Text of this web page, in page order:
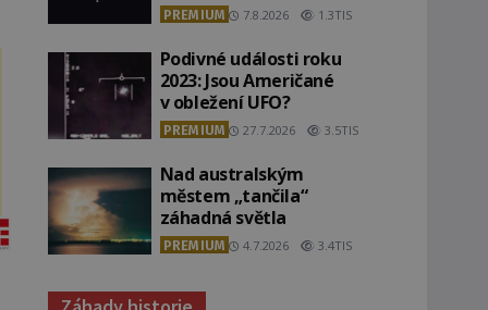
PREMIUM 7.8.2026 1.3TIS
Podivné události roku
2023: Jsou Američané
v obležení UFO?
PREMIUM 27.7.2026 3.5TIS
Nad australským
městem „tančila“
záhadná světla
PREMIUM 4.7.2026 3.4TIS